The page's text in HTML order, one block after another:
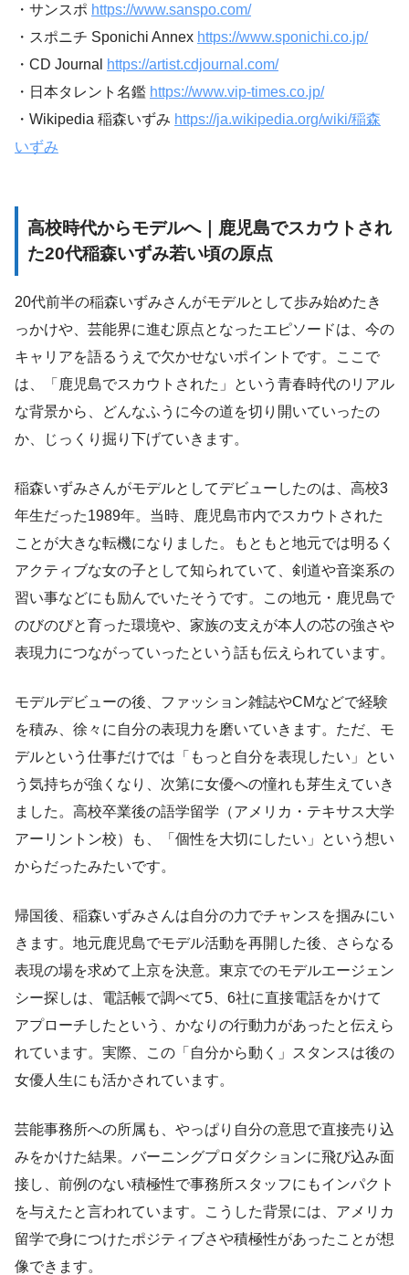
・サンスポ https://www.sanspo.com/
・スポニチ Sponichi Annex https://www.sponichi.co.jp/
・CD Journal
https://artist.cdjournal.com/
・日本タレント名鑑 https://www.vip-times.co.jp/
・Wikipedia 稲森いずみ https://ja.wikipedia.org/wiki/稲森
いずみ
高校時代からモデルへ｜鹿児島でスカウトされ
た20代稲森いずみ若い頃の原点
20代前半の稲森いずみさんがモデルとして歩み始めたき
っかけや、芸能界に進む原点となったエピソードは、今の
キャリアを語るうえで欠かせないポイントです。ここで
は、「鹿児島でスカウトされた」という青春時代のリアル
な背景から、どんなふうに今の道を切り開いていったの
か、じっくり掘り下げていきます。
稲森いずみさんがモデルとしてデビューしたのは、高校3
年生だった1989年。当時、鹿児島市内でスカウトされた
ことが大きな転機になりました。もともと地元では明るく
アクティブな女の子として知られていて、剣道や音楽系の
習い事などにも励んでいたそうです。この地元・鹿児島で
のびのびと育った環境や、家族の支えが本人の芯の強さや
表現力につながっていったという話も伝えられています。
モデルデビューの後、ファッション雑誌やCMなどで経験
を積み、徐々に自分の表現力を磨いていきます。ただ、モ
デルという仕事だけでは「もっと自分を表現したい」とい
う気持ちが強くなり、次第に女優への憧れも芽生えていき
ました。高校卒業後の語学留学（アメリカ・テキサス大学
アーリントン校）も、「個性を大切にしたい」という想い
からだったみたいです。
帰国後、稲森いずみさんは自分の力でチャンスを掴みにい
きます。地元鹿児島でモデル活動を再開した後、さらなる
表現の場を求めて上京を決意。東京でのモデルエージェン
シー探しは、電話帳で調べて5、6社に直接電話をかけて
アプローチしたという、かなりの行動力があったと伝えら
れています。実際、この「自分から動く」スタンスは後の
女優人生にも活かされています。
芸能事務所への所属も、やっぱり自分の意思で直接売り込
みをかけた結果。バーニングプロダクションに飛び込み面
接し、前例のない積極性で事務所スタッフにもインパクト
を与えたと言われています。こうした背景には、アメリカ
留学で身につけたポジティブさや積極性があったことが想
像できます。